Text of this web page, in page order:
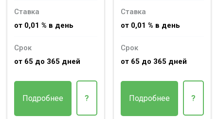
Ставка
от 0,01 % в день
Срок
от 65 до 365 дней
Подробнее ?
Ставка
от 0,01 % в день
Срок
от 65 до 365 дней
Подробнее ?